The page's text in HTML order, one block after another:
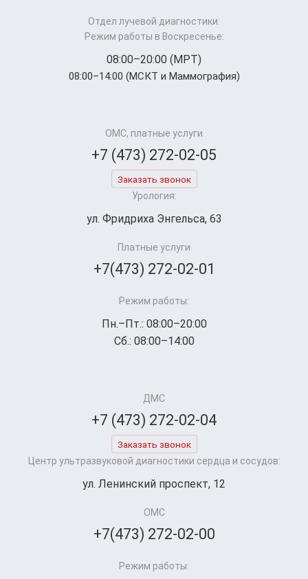
Отдел лучевой диагностики:
Режим работы в Воскресенье:
08:00–20:00 (МРТ)
08:00–14:00 (МСКТ и Маммография)
ОМС, платные услуги
+7 (473) 272-02-05
Заказать звонок
Урология:
ул. Фридриха Энгельса, 63
Платные услуги
+7(473) 272-02-01
Режим работы:
Пн.–Пт.: 08:00–20:00
Сб.: 08:00–14:00
ДМС
+7 (473) 272-02-04
Заказать звонок
Центр ультразвуковой диагностики сердца и сосудов:
ул. Ленинский проспект, 12
ОМС
+7(473) 272-02-00
Режим работы: